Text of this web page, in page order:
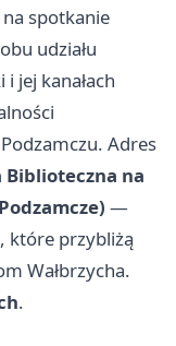
na spotkanie
udziału
jej kanałach
Adres
na
—
które przybliżą
Wałbrzycha.
.